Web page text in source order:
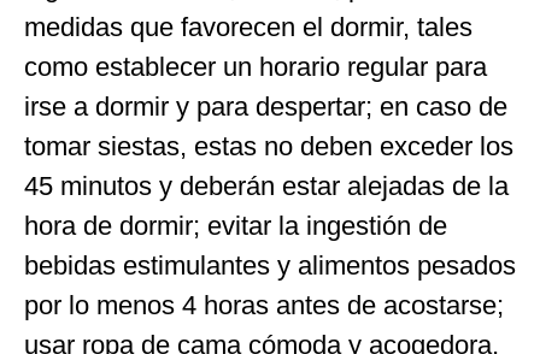
medidas que favorecen el dormir, tales
como establecer un horario regular para
irse a dormir y para despertar; en caso de
tomar siestas, estas no deben exceder los
45 minutos y deberán estar alejadas de la
hora de dormir; evitar la ingestión de
bebidas estimulantes y alimentos pesados
por lo menos 4 horas antes de acostarse;
usar ropa de cama cómoda y acogedora,